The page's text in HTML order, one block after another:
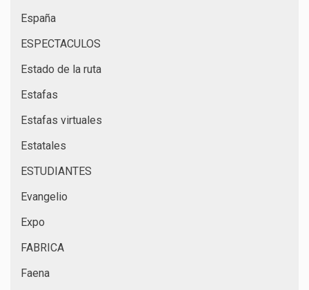
España
ESPECTACULOS
Estado de la ruta
Estafas
Estafas virtuales
Estatales
ESTUDIANTES
Evangelio
Expo
FABRICA
Faena